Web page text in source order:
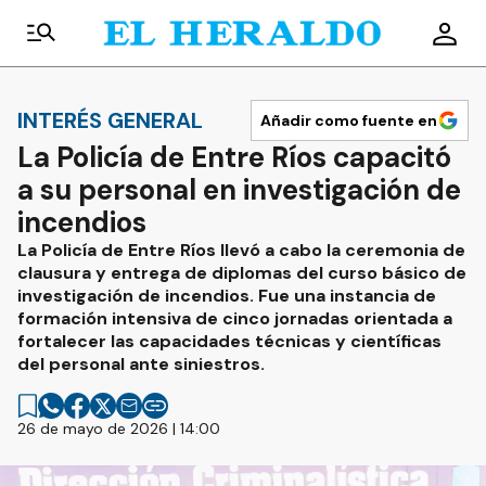
INTERÉS GENERAL Añadir como fuente en
La Policía de Entre Ríos capacitó
a su personal en investigación de
incendios
La Policía de Entre Ríos llevó a cabo la ceremonia de
clausura y entrega de diplomas del curso básico de
investigación de incendios. Fue una instancia de
formación intensiva de cinco jornadas orientada a
fortalecer las capacidades técnicas y científicas
del personal ante siniestros.
26 de mayo de 2026 | 14:00